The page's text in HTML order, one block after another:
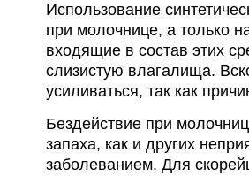
Использование
при молочнице, а только
входящие в состав этих
слизистую влагалища.
усиливаться, так как
Бездействие при
запаха, как и других
заболеванием. Для